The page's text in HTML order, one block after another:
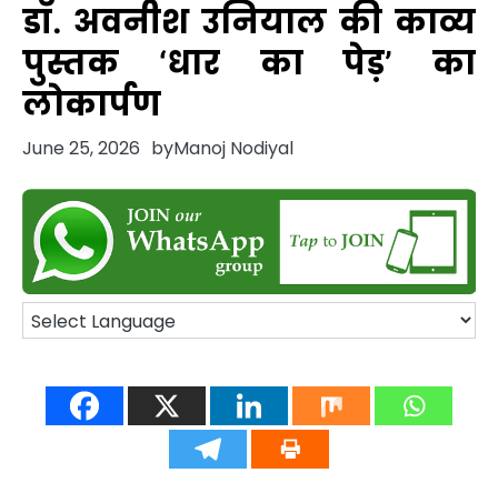
डॉ. अवनीश उनियाल की काव्य
पुस्तक ‘धार का पेड़’ का
लोकार्पण
June 25, 2026 byManoj Nodiyal